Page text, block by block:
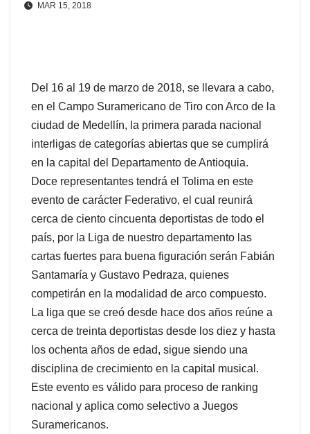
MAR 15, 2018
Del 16 al 19 de marzo de 2018, se llevara a cabo,
en el Campo Suramericano de Tiro con Arco de la
ciudad de Medellín, la primera parada nacional
interligas de categorías abiertas que se cumplirá
en la capital del Departamento de Antioquia.
Doce representantes tendrá el Tolima en este
evento de carácter Federativo, el cual reunirá
cerca de ciento cincuenta deportistas de todo el
país, por la Liga de nuestro departamento las
cartas fuertes para buena figuración serán Fabián
Santamaría y Gustavo Pedraza, quienes
competirán en la modalidad de arco compuesto.
La liga que se creó desde hace dos años reúne a
cerca de treinta deportistas desde los diez y hasta
los ochenta años de edad, sigue siendo una
disciplina de crecimiento en la capital musical.
Este evento es válido para proceso de ranking
nacional y aplica como selectivo a Juegos
Suramericanos.